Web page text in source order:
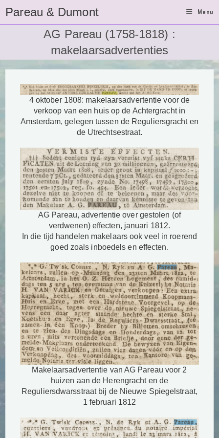
naar
inhoud
Pareau & Dumont Menu
AG Pareau (1758-1818) :
makelaarsadvertenties
4 oktober 1808: makelaarsadvertentie voor de
verkoop van een huis op de Achtergracht in
Amsterdam, gelegen tussen de Reguliersgracht en
de Utrechtsestraat.
AG Pareau, advertentie over gestolen (of
verdwenen) effecten, januari 1812.
In die tijd handelen makelaars ook veel in roerend
goed zoals inboedels en effecten.
Makelaarsadvertentie van AG Pareau voor 2
huizen aan de Herengracht en de
Reguliersdwarsstraat bij de Nieuwe Spiegelstraat,
1 februari 1812